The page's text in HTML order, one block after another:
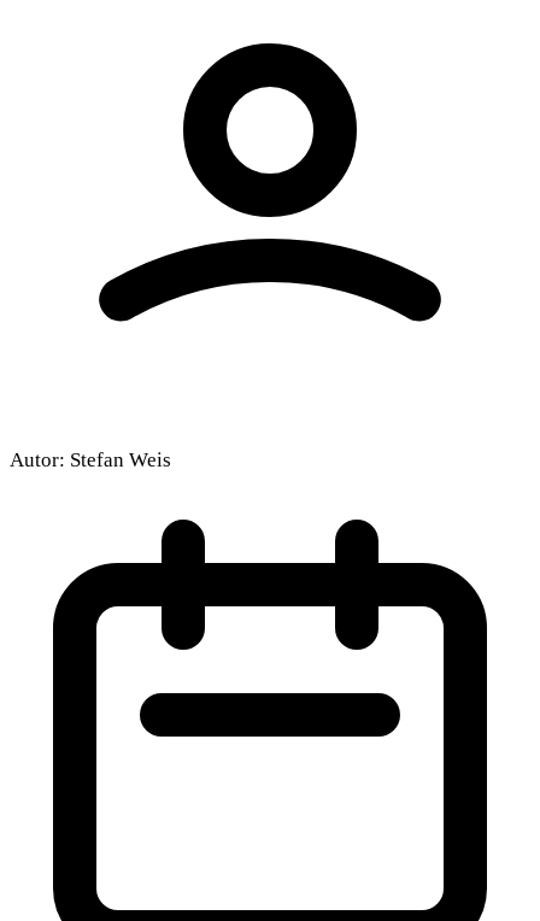
Autor: Stefan Weis